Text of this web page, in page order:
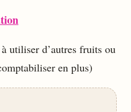
utiliser d’autres fruits ou
en plus)